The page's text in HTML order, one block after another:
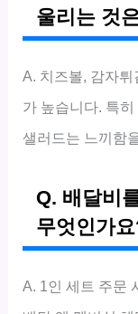
울리는 것
A. 치즈볼, 감자
가 높습니다. 특
샐러드는 느끼함
Q. 배달비
무엇인가
A. 1인 세트 주문